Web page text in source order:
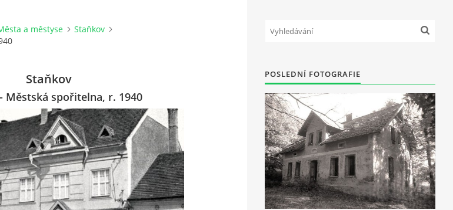
a městyse
Staňkov
Staňkov
Městská spořitelna, r. 1940
POSLEDNÍ FOTOGRAFIE